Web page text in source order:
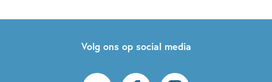
Volg ons op social media